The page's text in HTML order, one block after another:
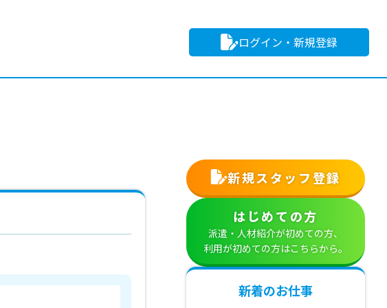
ログイン・新規登録
新規スタッフ登録
はじめての方
派遣・人材紹介が初めての方、
利用が初めての方はこちらから。
新着のお仕事